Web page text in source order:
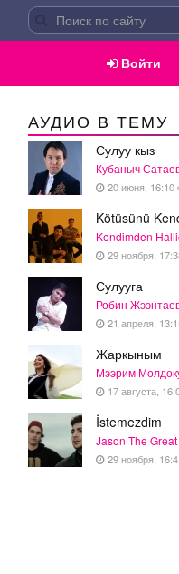
Войти
АУДИО В ТЕМУ
Сулуу кыз
Кубаныч
20 июня, 16:10
Kötüsünü
Kendimden
29 ноября,
Сулууга
Робин
21 апреля,
Жаркыным
Мээрим
17 августа,
İstemezdim
Jason The
29 ноября,